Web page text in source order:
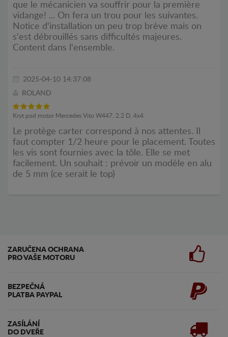
que le mécanicien va souffrir pour la première
vidange! ... On fera un trou pour les suivantes.
Notice d'installation un peu trop brève mais on
s'est débrouillés sans difficultés majeures.
Content dans l'ensemble.
2025-04-10 14:37:08
ROLAND
Kryt pod motor Mercedes Vito W447, 2.2 D, 4x4
Le protège carter correspond à nos attentes. Il
faut compter 1/2 heure pour le placement. Toutes
les vis sont fournies avec la tôle. Elle se met
facilement. Un souhait : prévoir un modèle en alu
de 5 mm (ce serait le top)
ZARUČENA OCHRANA
PRO VAŠE MOTORU
BEZPEČNÁ
PLATBA PAYPAL
ZASÍLÁNÍ
DO DVEŘE